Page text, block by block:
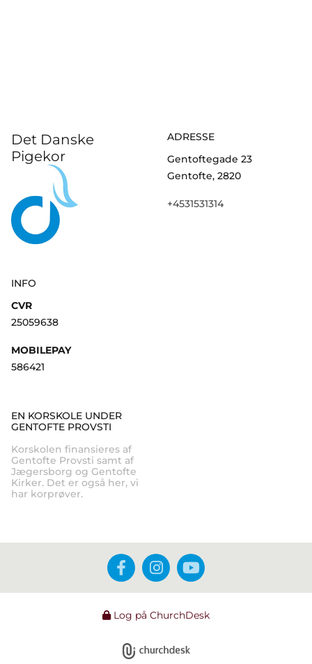
Det Danske
Pigekor
ADRESSE
Gentoftegade 23
Gentofte, 2820
+4531531314
INFO
CVR
25059638
MOBILEPAY
586421
EN KORSKOLE UNDER
GENTOFTE PROVSTI
Korskolen finansieres af
Gentofte Provsti samt af
Jægersborg og Gentofte
Kirker. Det er også her, vi
har korprøver.
Log på ChurchDesk